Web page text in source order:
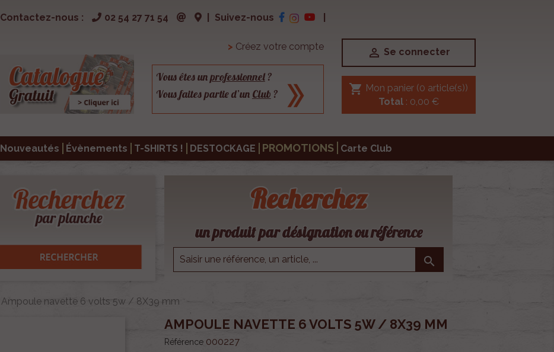
Contactez-nous : 02 54 27 71 54 Suivez-nous
> Créez votre compte
Vous êtes unprofessionnel?
Vous faites partie d’un Club ?
 Se connecter
shopping_cart Mon panier (0 article(s))
Total: 0,00 €
Nouveautés Évènements T-SHIRTS ! DESTOCKAGE PROMOTIONS Carte Club
Recherchez
un produit par désignation ou référence

Ampoule navette 6 volts 5w / 8X39 mm
AMPOULE NAVETTE 6 VOLTS 5W / 8X39 MM
Référence 000227